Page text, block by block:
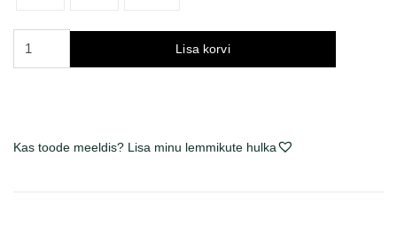
maistas
Lisa korvi
Kas toode meeldis? Lisa minu lemmikute hulka